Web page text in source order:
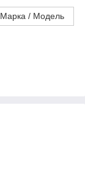
Марка / Модель